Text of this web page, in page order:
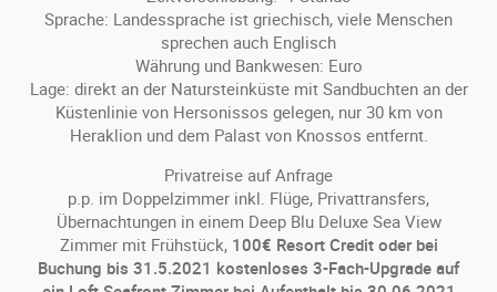
Sprache: Landessprache ist griechisch, viele Menschen
sprechen auch Englisch
Währung und Bankwesen: Euro
Lage: direkt an der Natursteinküste mit Sandbuchten an der
Küstenlinie von Hersonissos gelegen, nur 30 km von
Heraklion und dem Palast von Knossos entfernt.
Privatreise auf Anfrage
p.p. im Doppelzimmer inkl. Flüge, Privattransfers,
Übernachtungen in einem Deep Blu Deluxe Sea View
Zimmer mit Frühstück, 100€ Resort Credit oder bei
Buchung bis 31.5.2021 kostenloses 3-Fach-Upgrade auf